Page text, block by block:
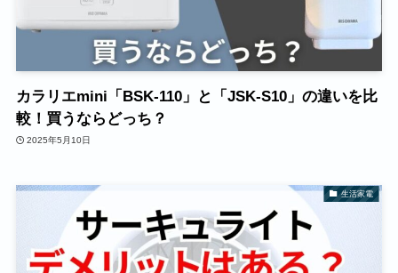
カラリエmini「BSK-110」と「JSK-S10」の違いを比
較！買うならどっち？
2025年5月10日
生活家電